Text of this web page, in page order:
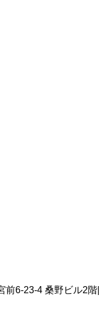
前6-23-4 桑野ビル2階